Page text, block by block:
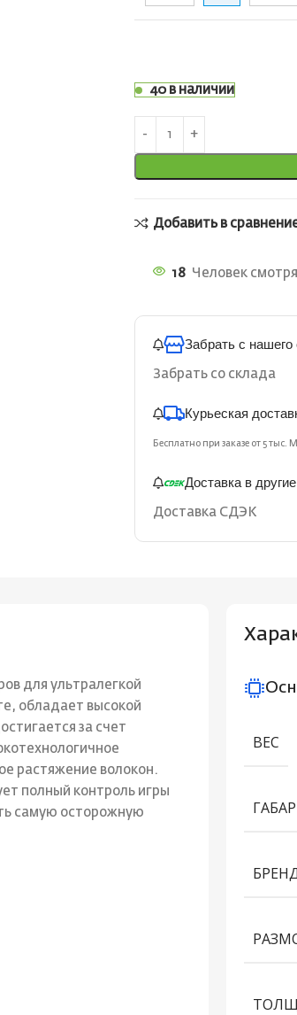
40 в наличии
Добавить в
18 Человек
Забрать с нашего
Забрать со склада
Курьеская
Бесплатно при заказе от 5 тыс.
Доставка в
Доставка СДЭК
для ультралегкой
обладает высокой
за счет
растяжение волокон.
полный контроль игры
самую осторожную
ВЕС